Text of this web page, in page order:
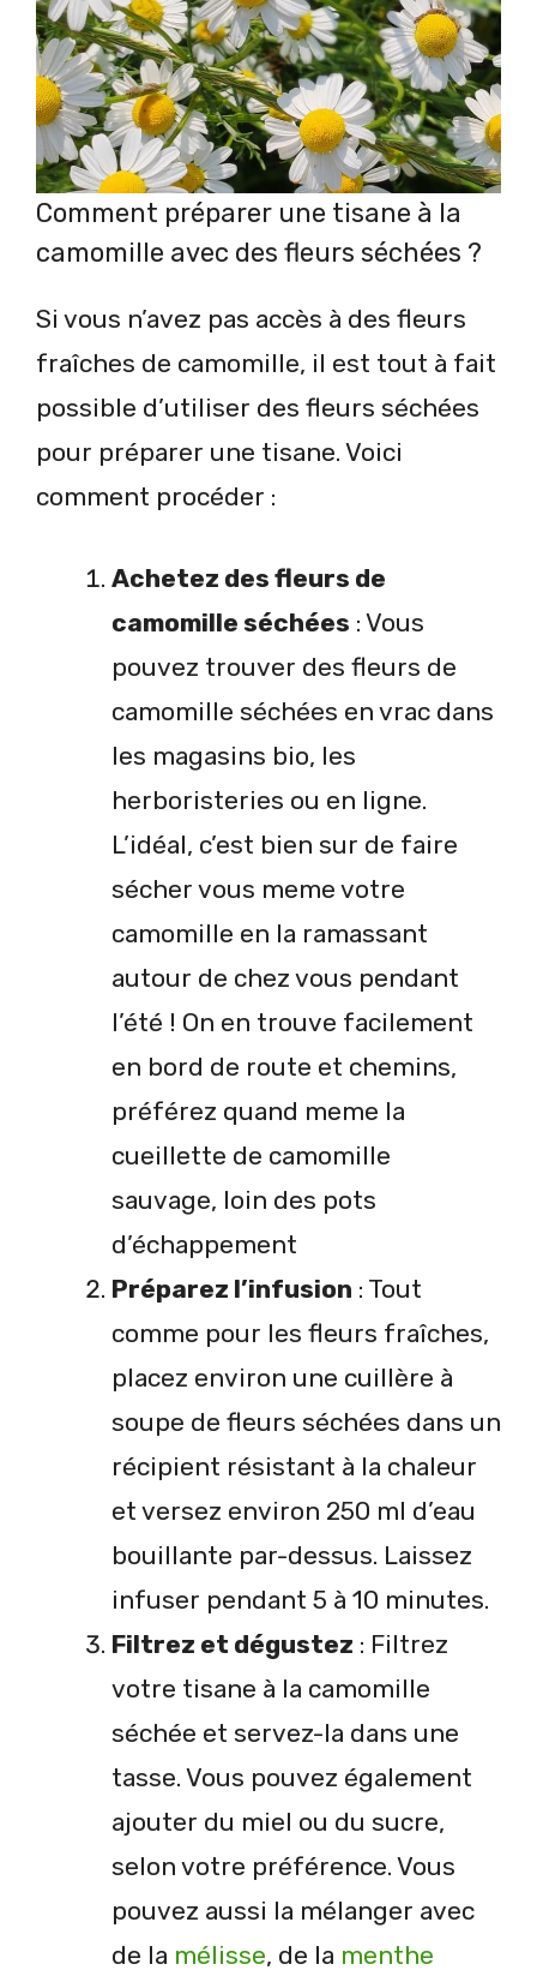
Comment préparer une tisane à la
camomille avec des fleurs séchées ?
Si vous n’avez pas accès à des fleurs
fraîches de camomille, il est tout à fait
possible d’utiliser des fleurs séchées
pour préparer une tisane. Voici
comment procéder :
Achetez des fleurs de
camomille séchées : Vous
pouvez trouver des fleurs de
camomille séchées en vrac dans
les magasins bio, les
herboristeries ou en ligne.
L’idéal, c’est bien sur de faire
sécher vous meme votre
camomille en la ramassant
autour de chez vous pendant
l’été ! On en trouve facilement
en bord de route et chemins,
préférez quand meme la
cueillette de camomille
sauvage, loin des pots
d’échappement
Préparez l’infusion : Tout
comme pour les fleurs fraîches,
placez environ une cuillère à
soupe de fleurs séchées dans un
récipient résistant à la chaleur
et versez environ 250 ml d’eau
bouillante par-dessus. Laissez
infuser pendant 5 à 10 minutes.
Filtrez et dégustez : Filtrez
votre tisane à la camomille
séchée et servez-la dans une
tasse. Vous pouvez également
ajouter du miel ou du sucre,
selon votre préférence. Vous
pouvez aussi la mélanger avec
de la mélisse, de la menthe